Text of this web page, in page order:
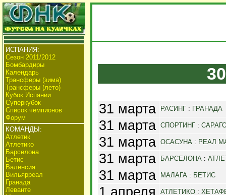
ИСПАНИЯ:
Сезон 2011/2012
Бомбардиры
Календарь
Трансферы (зима)
Трансферы (лето)
Кубок Испании
Суперкубок
Список чемпионов
Форум
КОМАНДЫ:
Атлетик
Атлетико
Барселона
Бетис
Валенсия
Вильярреал
Гранада
Леванте
31 марта РАСИНГ : ГРАНАДА
31 марта СПОРТИНГ :
31 марта ОСАСУНА : РЕАЛ
31 марта БАРСЕЛОНА :
31 марта МАЛАГА : БЕТИС
1 апреля АТЛЕТИКО :